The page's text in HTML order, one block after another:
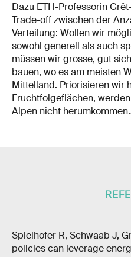
Dazu ETH-Professorin
Trade-off zwischen der
Verteilung: Wollen wir
sowohl generell als auch
müssen wir grosse, gut
bauen, wo es am meisten
Mittelland. Priorisieren wir
Fruchtfolgeflächen,
Alpen nicht
Spielhofer R, Schwaab J,
policies can leverage